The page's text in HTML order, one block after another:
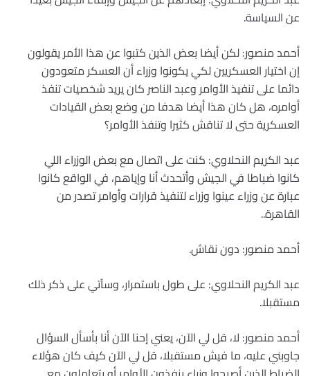
عن السياسة.
أحمد منصور: لكن أيضا بعض الذين كتبوا عن هذا الأمر يقولون
إن اختيار العسكريين لكي يكونوا وزراء أن العسكر متعودون
دائما على تنفيذ الأوامر وعبد الناصر كان يريد شخصيات تنفذ
أوامره، هل كان هذا أيضا هدفا من وضع بعض القيادات
العسكرية حتى لا تناقش كثيرا وتنفذ الأوامر؟
عبد الكريم النحلاوي: كنت على اتصال مع بعض الوزراء اللي
كانوا ضباطا في الجيش وأتحدث أنا وإياهم، في الواقع كانوا
عبارة عن وزراء عينوا وزراء لتنفيذ قرارات وأوامر تصدر من
القاهرة..
أحمد منصور: دون نقاش.
عبد الكريم النحلاوي: على طول باستمرار، وسآتي على ذكر ذلك
مستقبلا.
أحمد منصور: لا، قل لي الآن، يعني إحنا الآن أنا بأسأل السؤال
جاوبني عليه، ما فيش مستقبلا، قل لي الآن كيف كان هؤلاء